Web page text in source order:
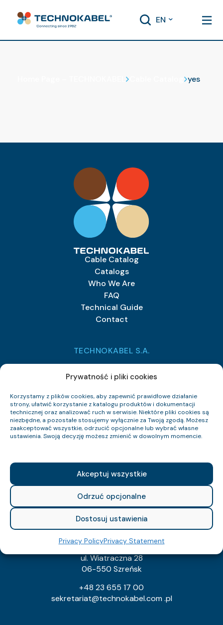
Prywatność i pliki cookies
Korzystamy z plików cookies, aby zapewnić prawidłowe działanie
strony, ułatwić korzystanie z katalogu produktów i dokumentacji
technicznej oraz analizować ruch w serwisie. Niektóre pliki cookies są
niezbędne, a pozostałe stosujemy wyłącznie za Twoją zgodą. Możesz
zaakceptować wszystkie, odrzucić opcjonalne lub wybrać własne
ustawienia. Swoją decyzję możesz zmienić w dowolnym momencie.
Akceptuj wszystkie
Odrzuć opcjonalne
Dostosuj ustawienia
Privacy PolicyPrivacy Statement
EN
Cable Catalog
yes
Cable Catalog
Catalogs
Who We Are
FAQ
Technical Guide
Contact
TECHNOKABEL S.A.
Nasielska 55
+48 22 516 97 77
sprzedaz@technokabel.com.pl
NIP: 526-021-37-87
KRS: 129682
export@technokabel.com.pl
Technokabel Cable Factory
Technokabel S.A.
ul. Wiatraczna 28
06-550 Szreńsk
+48 23 655 17 00
sekretariat@technokabel.com .pl